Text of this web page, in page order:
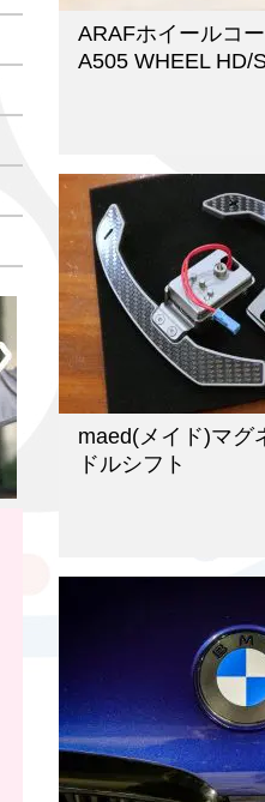
ARAFホイールコ
A505 WHEEL HD/
maed(メイド)マグ
ドルシフト